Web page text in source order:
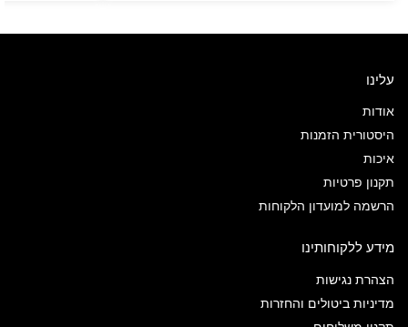
עלינו
אודות
היסטורית הזמנות
איכות
תקנון פרטיות
הרשמה למועדון הלקוחות
מידע ללקוחותינו
הצהרת נגישות
מדיניות ביטולים והחזרות